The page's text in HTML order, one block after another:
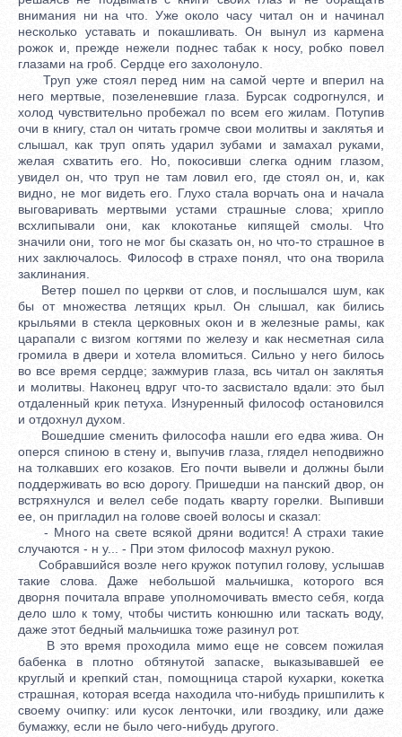
внимания ни на что. Уже около часу читал он и начинал
несколько уставать и покашливать. Он вынул из кармена
рожок и, прежде нежели поднес табак к носу, робко повел
глазами на гроб. Сердце его захолонуло.
Труп уже стоял перед ним на самой черте и вперил на
него мертвые, позеленевшие глаза. Бурсак содрогнулся, и
холод чувствительно пробежал по всем его жилам. Потупив
очи в книгу, стал он читать громче свои молитвы и заклятья и
слышал, как труп опять ударил зубами и замахал руками,
желая схватить его. Но, покосивши слегка одним глазом,
увидел он, что труп не там ловил его, где стоял он, и, как
видно, не мог видеть его. Глухо стала ворчать она и начала
выговаривать мертвыми устами страшные слова; хрипло
всхлипывали они, как клокотанье кипящей смолы. Что
значили они, того не мог бы сказать он, но что-то страшное в
них заключалось. Философ в страхе понял, что она творила
заклинания.
Ветер пошел по церкви от слов, и послышался шум, как
бы от множества летящих крыл. Он слышал, как бились
крыльями в стекла церковных окон и в железные рамы, как
царапали с визгом когтями по железу и как несметная сила
громила в двери и хотела вломиться. Сильно у него билось
во все время сердце; зажмурив глаза, всь читал он заклятья
и молитвы. Наконец вдруг что-то засвистало вдали: это был
отдаленный крик петуха. Изнуренный философ остановился
и отдохнул духом.
Вошедшие сменить философа нашли его едва жива. Он
оперся спиною в стену и, выпучив глаза, глядел неподвижно
на толкавших его козаков. Его почти вывели и должны были
поддерживать во всю дорогу. Пришедши на панский двор, он
встряхнулся и велел себе подать кварту горелки. Выпивши
ее, он пригладил на голове своей волосы и сказал:
- Много на свете всякой дряни водится! А страхи такие
случаются - н у... - При этом философ махнул рукою.
Собравшийся возле него кружок потупил голову, услышав
такие слова. Даже небольшой мальчишка, которого вся
дворня почитала вправе уполномочивать вместо себя, когда
дело шло к тому, чтобы чистить конюшню или таскать воду,
даже этот бедный мальчишка тоже разинул рот.
В это время проходила мимо еще не совсем пожилая
бабенка в плотно обтянутой запаске, выказывавшей ее
круглый и крепкий стан, помощница старой кухарки, кокетка
страшная, которая всегда находила что-нибудь пришпилить к
своему очипку: или кусок ленточки, или гвоздику, или даже
бумажку, если не было чего-нибудь другого.